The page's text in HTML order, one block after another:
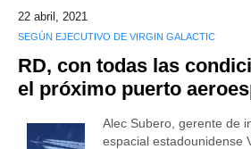
22 abril, 2021
SEGÚN EJECUTIVO DE VIRGIN GALACTIC
RD, con todas las
el próximo puerto
Alec Subero, gerente de
espacial estadounidense